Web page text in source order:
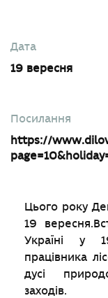
Дата
19 вересня
Посилання
https://
Цього року
19
Україні у
працівника
дусі
заходів.